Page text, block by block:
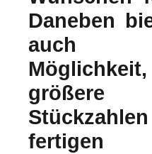
Daneben
auch
Möglichkeit,
größere
fertigen